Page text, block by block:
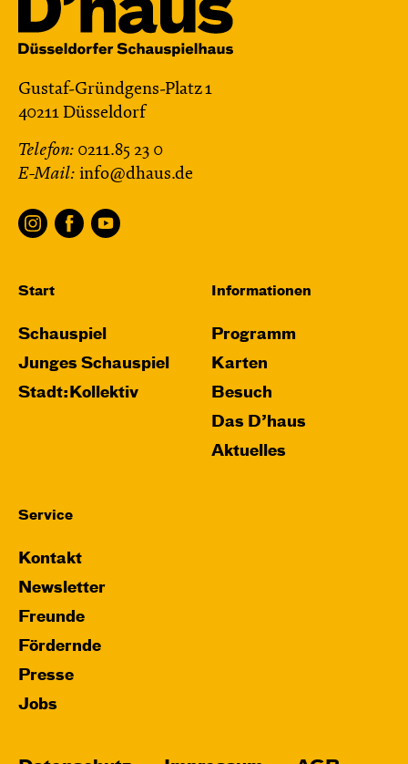
Gustaf-Gründgens-Platz 1
40211 Düsseldorf
Telefon: 0211.85 23 0
E-Mail: info@dhaus.de
Start
Schauspiel
Junges Schauspiel
Stadt:Kollektiv
Informationen
Programm
Karten
Besuch
Das D’haus
Aktuelles
Service
Kontakt
Newsletter
Freunde
Fördernde
Presse
Jobs